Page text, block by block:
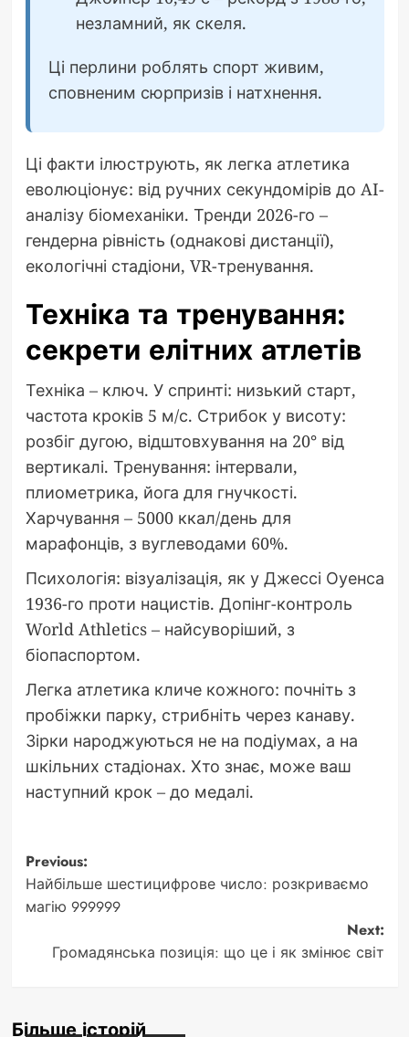
незламний, як скеля.
Ці перлини роблять спорт живим,
сповненим сюрпризів і натхнення.
Ці факти ілюструють, як легка атлетика
еволюціонує: від ручних секундомірів до AI-
аналізу біомеханіки. Тренди 2026-го –
гендерна рівність (однакові дистанції),
екологічні стадіони, VR-тренування.
Техніка та тренування:
секрети елітних атлетів
Техніка – ключ. У спринті: низький старт,
частота кроків 5 м/с. Стрибок у висоту:
розбіг дугою, відштовхування на 20° від
вертикалі. Тренування: інтервали,
плиометрика, йога для гнучкості.
Харчування – 5000 ккал/день для
марафонців, з вуглеводами 60%.
Психологія: візуалізація, як у Джессі Оуенса
1936-го проти нацистів. Допінг-контроль
World Athletics – найсуворіший, з
біопаспортом.
Легка атлетика кличе кожного: почніть з
пробіжки парку, стрибніть через канаву.
Зірки народжуються не на подіумах, а на
шкільних стадіонах. Хто знає, може ваш
наступний крок – до медалі.
Post
navigation
Previous:
Найбільше шестицифрове число: розкриваємо
магію 999999
Next:
Громадянська позиція: що це і як змінює світ
Більше історій